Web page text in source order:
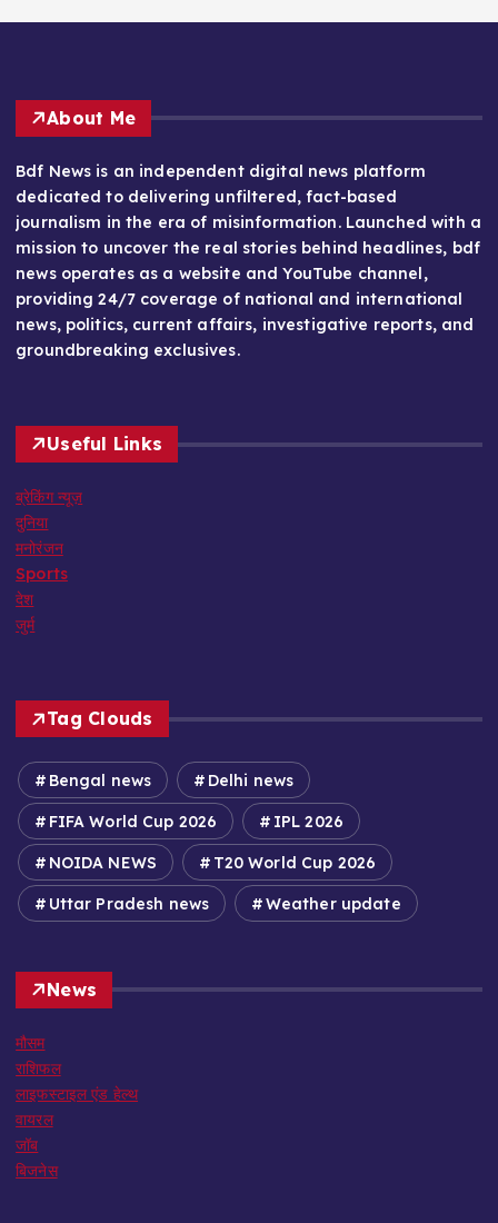
About Me
Bdf News is an independent digital news platform
dedicated to delivering unfiltered, fact-based
journalism in the era of misinformation. Launched with a
mission to uncover the real stories behind headlines, bdf
news operates as a website and YouTube channel,
providing 24/7 coverage of national and international
news, politics, current affairs, investigative reports, and
groundbreaking exclusives.
Useful Links
ब्रेकिंग न्यूज़
दुनिया
मनोरंजन
Sports
देश
जुर्म
Tag Clouds
Bengal news Delhi news
FIFA World Cup 2026 IPL 2026
NOIDA NEWS T20 World Cup 2026
Uttar Pradesh news Weather update
News
मौसम
राशिफल
लाइफस्टाइल एंड हेल्थ
वायरल
जॉब
बिजनेस